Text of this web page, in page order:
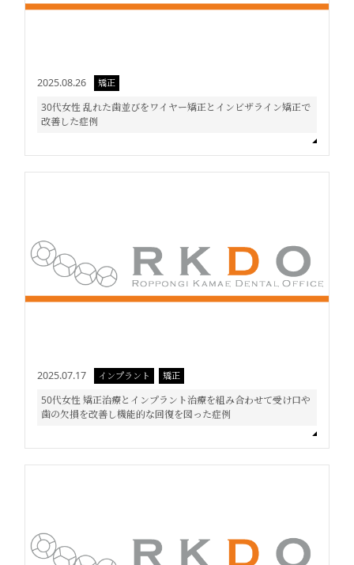
2025.08.26 矯正
30代女性 乱れた歯並びをワイヤー矯正とインビザライン矯正で
改善した症例
2025.07.17 インプラント 矯正
50代女性 矯正治療とインプラント治療を組み合わせて受け口や
歯の欠損を改善し機能的な回復を図った症例